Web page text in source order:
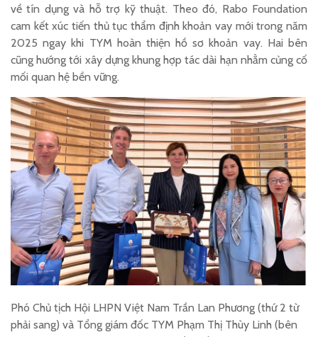
về tín dụng và hỗ trợ kỹ thuật. Theo đó, Rabo Foundation
cam kết xúc tiến thủ tục thẩm định khoản vay mới trong năm
2025 ngay khi TYM hoàn thiện hồ sơ khoản vay. Hai bên
cũng hướng tới xây dựng khung hợp tác dài hạn nhằm củng cố
mối quan hệ bền vững.
Phó Chủ tịch Hội LHPN Việt Nam Trần Lan Phương (thứ 2 từ
phải sang) và Tổng giám đốc TYM Phạm Thị Thùy Linh (bên